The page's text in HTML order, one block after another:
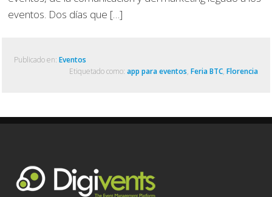
eventos. Dos días que […]
Publicado en: Eventos
Etiquetado como: app para eventos, Feria BTC, Florencia